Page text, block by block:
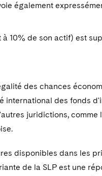
également
10% de son actif) est
des chances
international des fonds
juridictions, comme
disponibles dans les
de la SLP est une